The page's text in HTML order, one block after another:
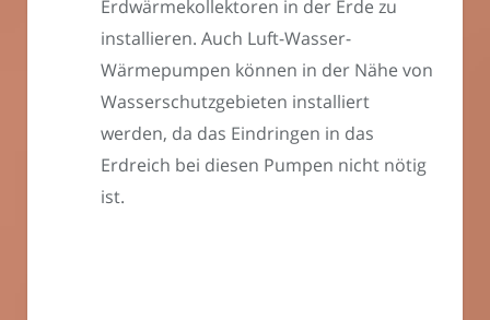
Erdwärmekollektoren in der Erde zu
installieren. Auch Luft-Wasser-
Wärmepumpen können in der Nähe von
Wasserschutzgebieten installiert
werden, da das Eindringen in das
Erdreich bei diesen Pumpen nicht nötig
ist.